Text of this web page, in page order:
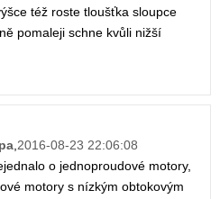
též roste tloušťka sloupce
pomaleji schne kvůli nižší
,2016-08-23 22:06:08
o jednoproudové motory,
motory s nízkým obtokovým